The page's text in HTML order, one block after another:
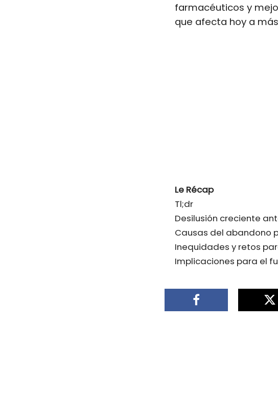
farmacéuticos y
que afecta hoy a
Le Récap
Tl;dr
Desilusión creciente
Causas del abandono
Inequidades y retos
Implicaciones para el